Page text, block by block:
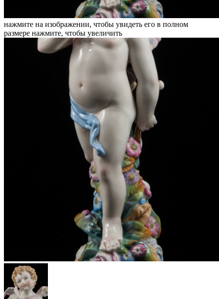
нажмите на изображении, чтобы увидеть его в полном
размере нажмите, чтобы увеличить